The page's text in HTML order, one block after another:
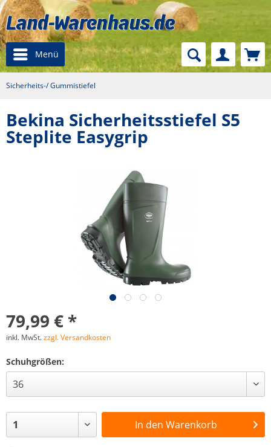
Menü
Sicherheits-/ Gummistiefel
Bekina Sicherheitsstiefel S5
Steplite Easygrip
79,99 € *
inkl. MwSt.zzgl. Versandkosten
Schuhgrößen:
In den Warenkorb